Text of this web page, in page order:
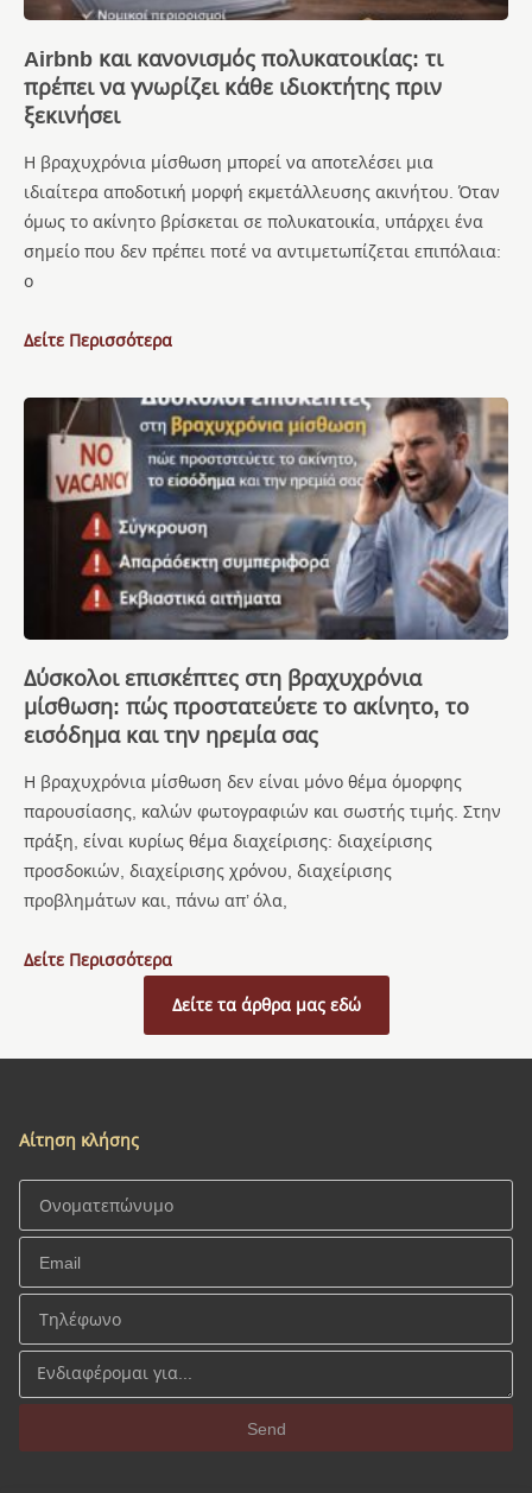
Airbnb και κανονισμός πολυκατοικίας: τι
πρέπει να γνωρίζει κάθε ιδιοκτήτης πριν
ξεκινήσει
Η βραχυχρόνια μίσθωση μπορεί να αποτελέσει μια
ιδιαίτερα αποδοτική μορφή εκμετάλλευσης ακινήτου. Όταν
όμως το ακίνητο βρίσκεται σε πολυκατοικία, υπάρχει ένα
σημείο που δεν πρέπει ποτέ να αντιμετωπίζεται επιπόλαια:
ο
Δείτε Περισσότερα
Δύσκολοι επισκέπτες στη βραχυχρόνια
μίσθωση: πώς προστατεύετε το ακίνητο, το
εισόδημα και την ηρεμία σας
Η βραχυχρόνια μίσθωση δεν είναι μόνο θέμα όμορφης
παρουσίασης, καλών φωτογραφιών και σωστής τιμής. Στην
πράξη, είναι κυρίως θέμα διαχείρισης: διαχείρισης
προσδοκιών, διαχείρισης χρόνου, διαχείρισης
προβλημάτων και, πάνω απ’ όλα,
Δείτε Περισσότερα
Δείτε τα άρθρα μας εδώ
Αίτηση κλήσης
Send